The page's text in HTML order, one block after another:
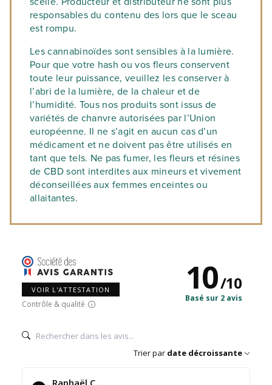
responsables du contenu des lors que le sceau
est rompu.
Les cannabinoïdes sont sensibles à la lumière.
Pour que votre hash ou vos fleurs conservent
toute leur puissance, veuillez les conserver à
l’abri de la lumière, de la chaleur et de
l’humidité. Tous nos produits sont issus de
variétés de chanvre autorisées par l’Union
européenne. Il ne s’agit en aucun cas d’un
médicament et ne doivent pas être utilisés en
tant que tels. Ne pas fumer, les fleurs et résines
de CBD sont interdites aux mineurs et vivement
déconseillées aux femmes enceintes ou
allaitantes.
VOIR L'ATTESTATION
Contrôle & qualité
10/10
Basé sur 2 avis
Trier par date décroissante
Raphaël C.